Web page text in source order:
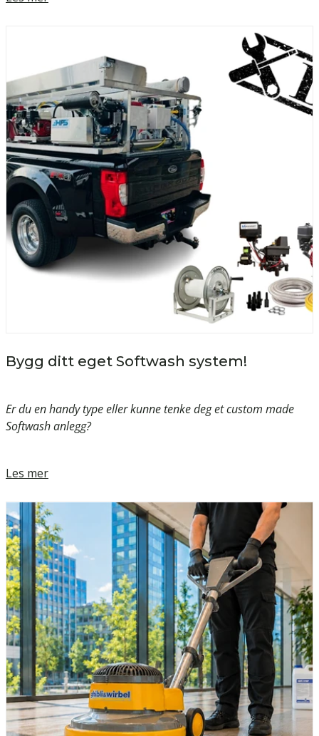
Bygg ditt eget Softwash system!
Er du en handy type eller kunne tenke deg et custom made
Softwash anlegg?
Les mer